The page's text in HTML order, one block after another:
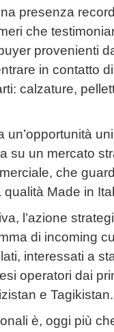
presenza
che
provenienti
in contatto
calzature,
su un mercato
che
qualità Made in
l’azione
di incoming
interessati a
operatori dai
e Tagikistan.
è, oggi più